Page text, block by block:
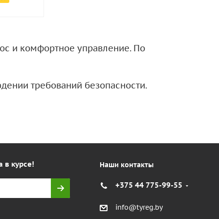
и комфортное управление. По
требований безопасности.
в курсе! Наши контакты
+375 44 775-99-55
info@tyreg.by